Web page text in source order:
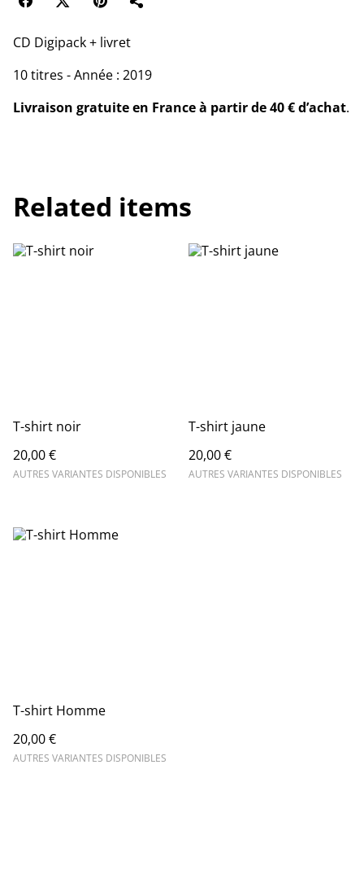
CD Digipack + livret
10 titres - Année : 2019
Livraison gratuite en France à partir de 40 € d’achat.
Related items
T-shirt noir
20,00 €
AUTRES VARIANTES DISPONIBLES
T-shirt jaune
20,00 €
AUTRES VARIANTES DISPONIBLES
T-shirt Homme
20,00 €
AUTRES VARIANTES DISPONIBLES